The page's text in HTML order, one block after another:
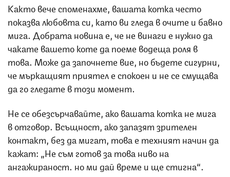
Както вече споменахме, вашата котка често
показва любовта си, като ви гледа в очите и бавно
мига. Добрата новина е, че не винаги е нужно да
чакате вашето коте да поеме водеща роля в
това. Може да започнете вие, но бъдете сигурни,
че мъркащият приятел е спокоен и не се смущава
да го гледате в този момент.
Не се обезсърчавайте, ако вашата котка не мига
в отговор. Всъщност, ако запазят зрителен
контакт, без да мигат, това е техният начин да
кажат: „Не съм готов за това ниво на
ангажираност… но ми дай време и ще стигна“.